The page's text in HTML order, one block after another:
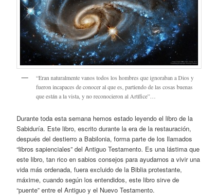
“Eran naturalmente vanos todos los hombres que ignoraban a Dios y
fueron incapaces de conocer al que es, partiendo de las cosas buenas
que están a la vista, y no reconocieron al Artífice”…
Durante toda esta semana hemos estado leyendo el libro de la
Sabiduría. Este libro, escrito durante la era de la restauración,
después del destierro a Babilonia, forma parte de los llamados
“libros sapienciales” del Antiguo Testamento. Es una lástima que
este libro, tan rico en sabios consejos para ayudarnos a vivir una
vida más ordenada, fuera excluido de la Biblia protestante,
máxime, cuando según los entendidos, este libro sirve de
“puente” entre el Antiguo y el Nuevo Testamento.